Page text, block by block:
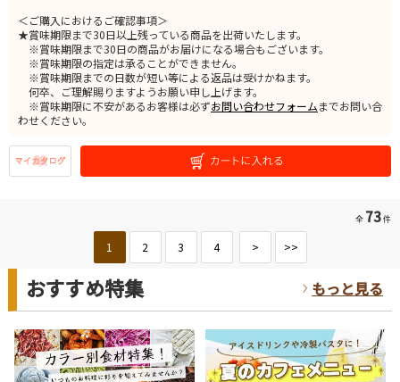
＜ご購入におけるご確認事項＞
★賞味期限まで30日以上残っている商品を出荷いたします。
※賞味期限まで30日の商品がお届けになる場合もございます。
※賞味期限の指定は承ることができません。
※賞味期限までの日数が短い等による返品は受けかねます。
何卒、ご理解賜りますようお願い申し上げます。
※賞味期限に不安があるお客様は必ずお問い合わせフォームまでお問い合
わせください。
全 73件
1 2 3 4 > >>
おすすめ特集 もっと見る